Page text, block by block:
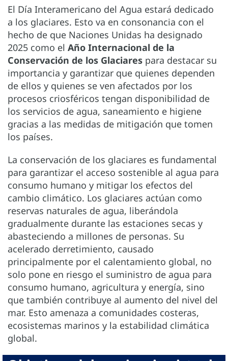
El Día Interamericano del Agua estará dedicado
a los glaciares. Esto va en consonancia con el
hecho de que Naciones Unidas ha designado
2025 como el Año Internacional de la
Conservación de los Glaciares para destacar su
importancia y garantizar que quienes dependen
de ellos y quienes se ven afectados por los
procesos criosféricos tengan disponibilidad de
los servicios de agua, saneamiento e higiene
gracias a las medidas de mitigación que tomen
los países.
La conservación de los glaciares es fundamental
para garantizar el acceso sostenible al agua para
consumo humano y mitigar los efectos del
cambio climático. Los glaciares actúan como
reservas naturales de agua, liberándola
gradualmente durante las estaciones secas y
abasteciendo a millones de personas. Su
acelerado derretimiento, causado
principalmente por el calentamiento global, no
solo pone en riesgo el suministro de agua para
consumo humano, agricultura y energía, sino
que también contribuye al aumento del nivel del
mar. Esto amenaza a comunidades costeras,
ecosistemas marinos y la estabilidad climática
global.